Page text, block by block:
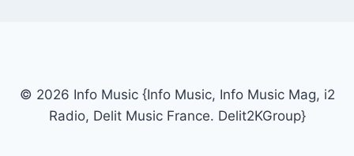
© 2026 Info Music {Info Music, Info Music Mag, i2
Radio, Delit Music France. Delit2KGroup}